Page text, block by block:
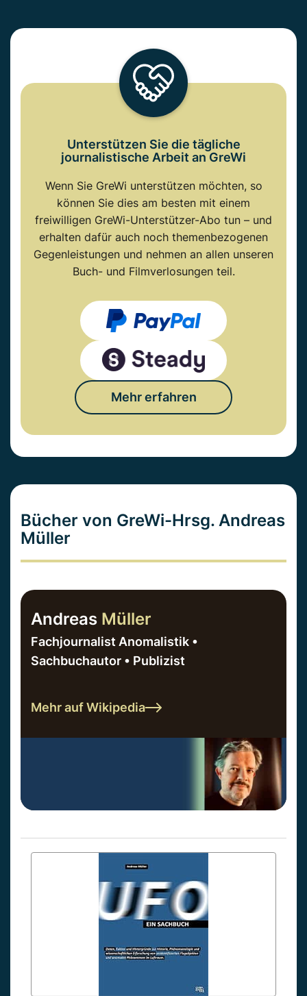
Unterstützen Sie die tägliche
journalistische Arbeit an GreWi
Wenn Sie GreWi unterstützen möchten, so
können Sie dies am besten mit einem
freiwilligen GreWi-Unterstützer-Abo tun – und
erhalten dafür auch noch themenbezogenen
Gegenleistungen und nehmen an allen unseren
Buch- und Filmverlosungen teil.
Mehr erfahren
Bücher von GreWi-Hrsg. Andreas
Müller
Andreas Müller
Fachjournalist Anomalistik •
Sachbuchautor • Publizist
Mehr auf Wikipedia